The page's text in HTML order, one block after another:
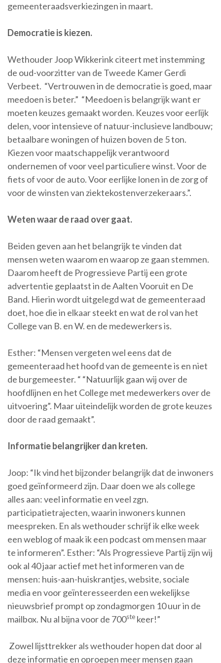
gemeenteraadsverkiezingen in maart.
Democratie is kiezen.
Wethouder Joop Wikkerink citeert met instemming
de oud-voorzitter van de Tweede Kamer Gerdi
Verbeet. “Vertrouwen in de democratie is goed, maar
meedoen is beter.” “Meedoen is belangrijk want er
moeten keuzes gemaakt worden. Keuzes voor eerlijk
delen, voor intensieve of natuur-inclusieve landbouw;
betaalbare woningen of huizen boven de 5 ton.
Kiezen voor maatschappelijk verantwoord
ondernemen of voor veel particuliere winst. Voor de
fiets of voor de auto. Voor eerlijke lonen in de zorg of
voor de winsten van ziektekostenverzekeraars.”.
Weten waar de raad over gaat.
Beiden geven aan het belangrijk te vinden dat
mensen weten waarom en waarop ze gaan stemmen.
Daarom heeft de Progressieve Partij een grote
advertentie geplaatst in de Aalten Vooruit en De
Band. Hierin wordt uitgelegd wat de gemeenteraad
doet, hoe die in elkaar steekt en wat de rol van het
College van B. en W. en de medewerkers is.
Esther: “Mensen vergeten wel eens dat de
gemeenteraad het hoofd van de gemeente is en niet
de burgemeester. “ “Natuurlijk gaan wij over de
hoofdlijnen en het College met medewerkers over de
uitvoering”. Maar uiteindelijk worden de grote keuzes
door de raad gemaakt”.
Informatie belangrijker dan kreten.
Joop: “Ik vind het bijzonder belangrijk dat de inwoners
goed geïnformeerd zijn. Daar doen we als college
alles aan: veel informatie en veel zgn.
participatietrajecten, waarin inwoners kunnen
meespreken. En als wethouder schrijf ik elke week
een weblog of maak ik een podcast om mensen maar
te informeren”. Esther: “Als Progressieve Partij zijn wij
ook al 40 jaar actief met het informeren van de
mensen: huis-aan-huiskrantjes, website, sociale
media en voor geïnteresseerden een wekelijkse
nieuwsbrief prompt op zondagmorgen 10 uur in de
mailbox. Nu al bijna voor de 700ste keer!”
Zowel lijsttrekker als wethouder hopen dat door al
deze informatie en oproepen meer mensen gaan